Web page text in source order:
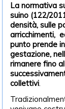
La normativa
suino (122/
densità, sulle
arricchimenti,
punto prende
gestazione,
rimanere fino
collettivi.